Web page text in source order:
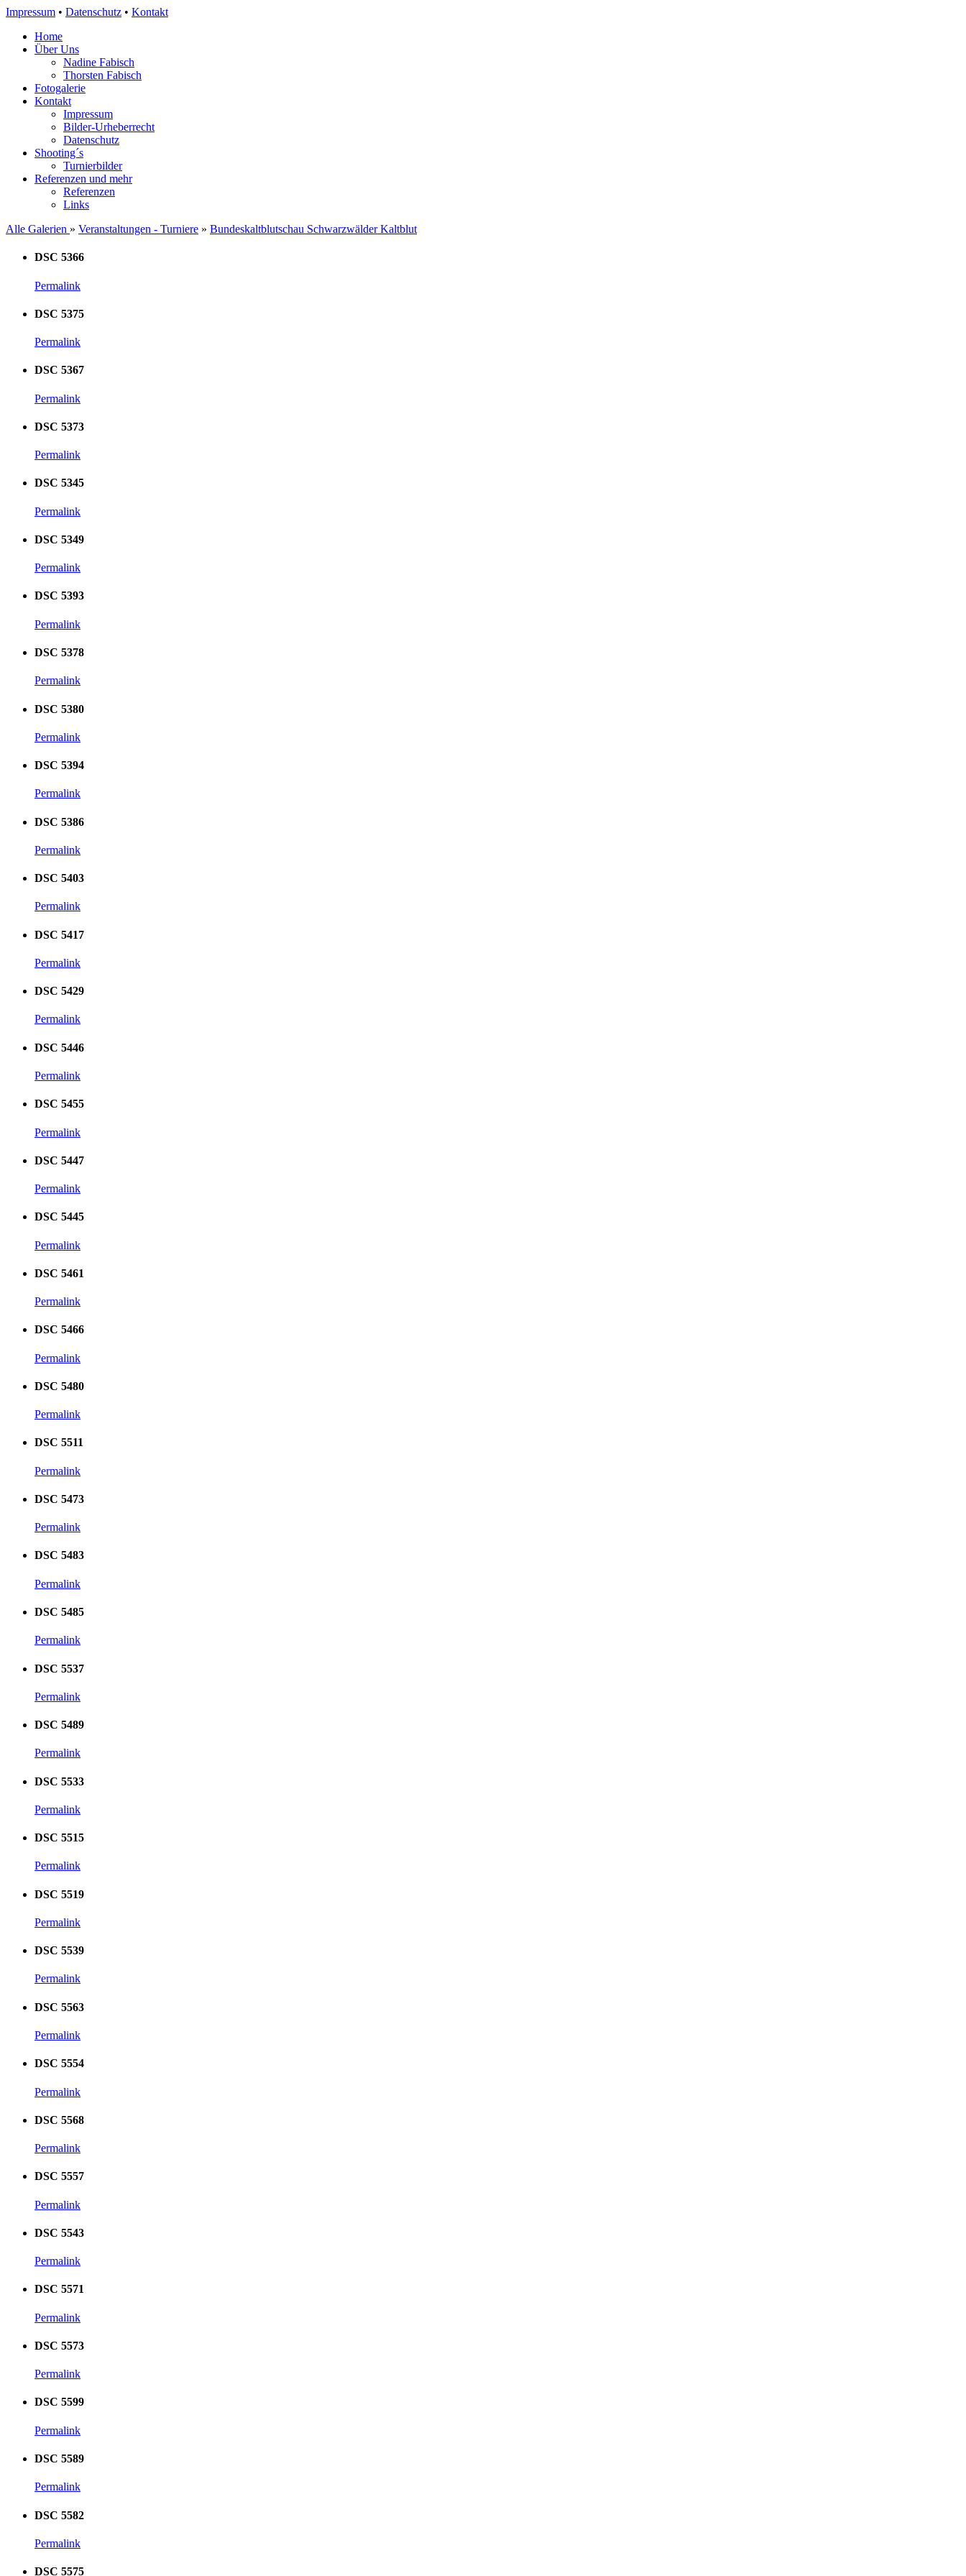
Impressum • Datenschutz • Kontakt
Home
Über Uns
Nadine Fabisch
Thorsten Fabisch
Fotogalerie
Kontakt
Impressum
Bilder-Urheberrecht
Datenschutz
Shooting´s
Turnierbilder
Referenzen und mehr
Referenzen
Links
Alle Galerien » Veranstaltungen - Turniere » Bundeskaltblutschau Schwarzwälder Kaltblut
DSC 5366
Permalink
DSC 5375
Permalink
DSC 5367
Permalink
DSC 5373
Permalink
DSC 5345
Permalink
DSC 5349
Permalink
DSC 5393
Permalink
DSC 5378
Permalink
DSC 5380
Permalink
DSC 5394
Permalink
DSC 5386
Permalink
DSC 5403
Permalink
DSC 5417
Permalink
DSC 5429
Permalink
DSC 5446
Permalink
DSC 5455
Permalink
DSC 5447
Permalink
DSC 5445
Permalink
DSC 5461
Permalink
DSC 5466
Permalink
DSC 5480
Permalink
DSC 5511
Permalink
DSC 5473
Permalink
DSC 5483
Permalink
DSC 5485
Permalink
DSC 5537
Permalink
DSC 5489
Permalink
DSC 5533
Permalink
DSC 5515
Permalink
DSC 5519
Permalink
DSC 5539
Permalink
DSC 5563
Permalink
DSC 5554
Permalink
DSC 5568
Permalink
DSC 5557
Permalink
DSC 5543
Permalink
DSC 5571
Permalink
DSC 5573
Permalink
DSC 5599
Permalink
DSC 5589
Permalink
DSC 5582
Permalink
DSC 5575